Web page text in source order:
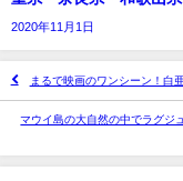
2020年11月1日
まるで映画のワンシーン！白
マウイ島の大自然の中でラグジ